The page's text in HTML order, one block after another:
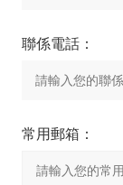
聯係電話：
常用郵箱：